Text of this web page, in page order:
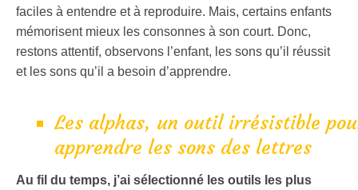
faciles à entendre et à reproduire. Mais, certains enfants
mémorisent mieux les consonnes à son court. Donc,
restons attentif, observons l’enfant, les sons qu’il réussit
et les sons qu’il a besoin d’apprendre.
Les alphas, un outil irrésistible
apprendre les sons des lettres
Au fil du temps, j’ai sélectionné les outils les plus